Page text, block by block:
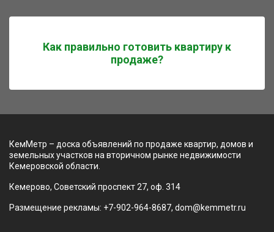
Как правильно готовить квартиру к
продаже?
КемМетр – доска объявлений по продаже квартир, домов и
земельных участков на вторичном рынке недвижимости
Кемеровской области.
Кемерово, Советский проспект 27, оф. 314
Размещение рекламы: +7-902-964-8687, dom@kemmetr.ru